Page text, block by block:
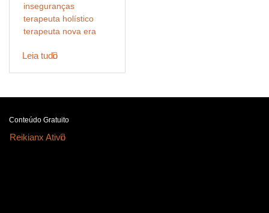
inseguranças
terapeuta holístico
terapeuta nova era
Leia tudo
Conteúdo Gratuito
Reikianx Ativo